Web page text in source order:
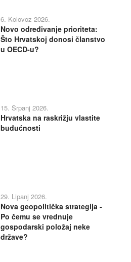
6. Kolovoz 2026.
Novo određivanje prioriteta:
Što Hrvatskoj donosi članstvo
u OECD-u?
15. Srpanj 2026.
Hrvatska na raskrižju vlastite
budućnosti
29. Lipanj 2026.
Nova geopolitička strategija -
Po čemu se vrednuje
gospodarski položaj neke
države?